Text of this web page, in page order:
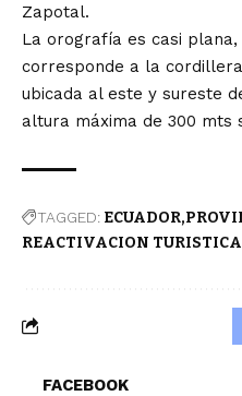
Zapotal.
La orografía es casi
corresponde a la
ubicada al este y sureste
altura máxima de 300 mts
TAGGED: ECUADOR
REACTIVACION TURISTICA
FACEBOOK